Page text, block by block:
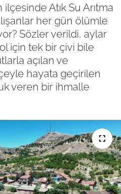
ilçesinde Atık Su Arıtma
her gün ölümle
Sözler verildi, aylar
için tek bir çivi bile
açılan ve
hayata geçirilen
veren bir ihmalle